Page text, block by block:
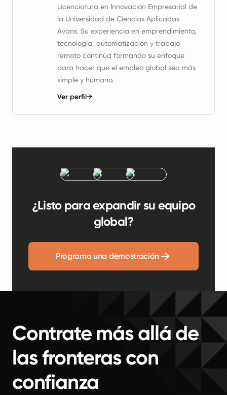
Licenciatura en Innovación Empresarial de
la Universidad de Ciencias Aplicadas
Avans. Su experiencia en emprendimiento,
tecnología, automatización y trabajo
remoto continúa formando su enfoque
para hacer que el empleo global sea más
simple y humano.
Ver perfil→
¿Listo para expandir su equipo
global?
Programa una demostración
Contrate más allá de
las fronteras con
confianza